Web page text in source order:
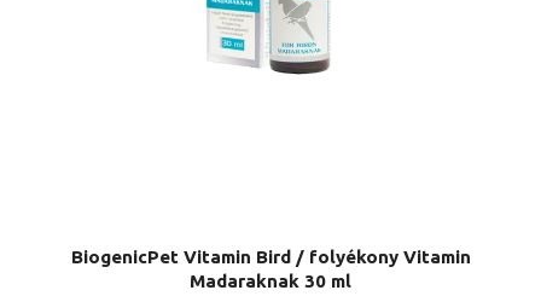
BiogenicPet Vitamin Bird / folyékony Vitamin
Madaraknak 30 ml